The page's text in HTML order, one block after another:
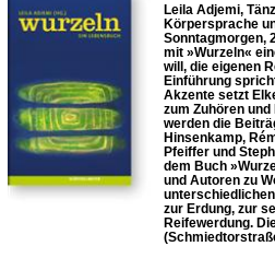
Leila Adjemi,
Körpersprache
Sonntagmorgen,
mit »Wurzeln«
will, die eigenen
Einführung
Akzente setzt
zum Zuhören
werden die
Hinsenkamp,
Pfeiffer und
dem Buch
und Autoren zu
zur Erdung, zur
Reifewerdung.